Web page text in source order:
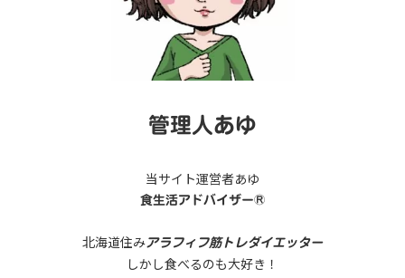
管理人あゆ
当サイト運営者あゆ
食生活アドバイザー®
北海道住み アラフィフ筋トレダイエッター
しかし食べるのも大好き！